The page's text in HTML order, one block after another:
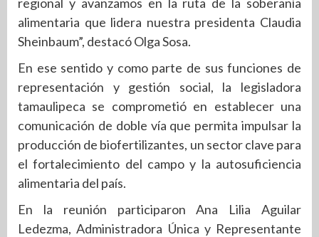
alimentaria que lidera nuestra presidenta Claudia
Sheinbaum”, destacó Olga Sosa.
En ese sentido y como parte de sus funciones de
representación y gestión social, la legisladora
tamaulipeca se comprometió en establecer una
comunicación de doble vía que permita impulsar la
producción de biofertilizantes, un sector clave para
el fortalecimiento del campo y la autosuficiencia
alimentaria del país.
En la reunión participaron Ana Lilia Aguilar
Ledezma, Administradora Única y Representante